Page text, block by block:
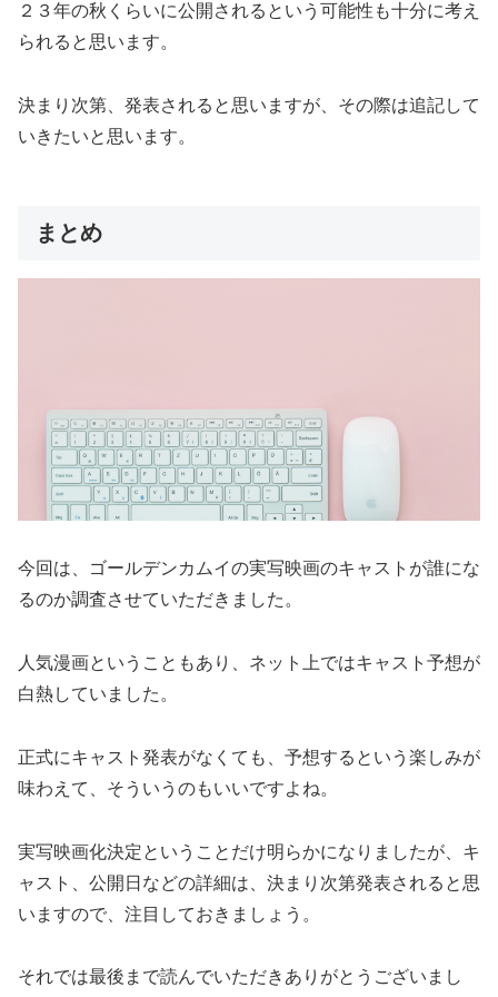
２３年の秋くらいに公開されるという可能性も十分に考え
られると思います。
決まり次第、発表されると思いますが、その際は追記して
いきたいと思います。
まとめ
今回は、ゴールデンカムイの実写映画のキャストが誰にな
るのか調査させていただきました。
人気漫画ということもあり、ネット上ではキャスト予想が
白熱していました。
正式にキャスト発表がなくても、予想するという楽しみが
味わえて、そういうのもいいですよね。
実写映画化決定ということだけ明らかになりましたが、キ
ャスト、公開日などの詳細は、決まり次第発表されると思
いますので、注目しておきましょう。
それでは最後まで読んでいただきありがとうございまし